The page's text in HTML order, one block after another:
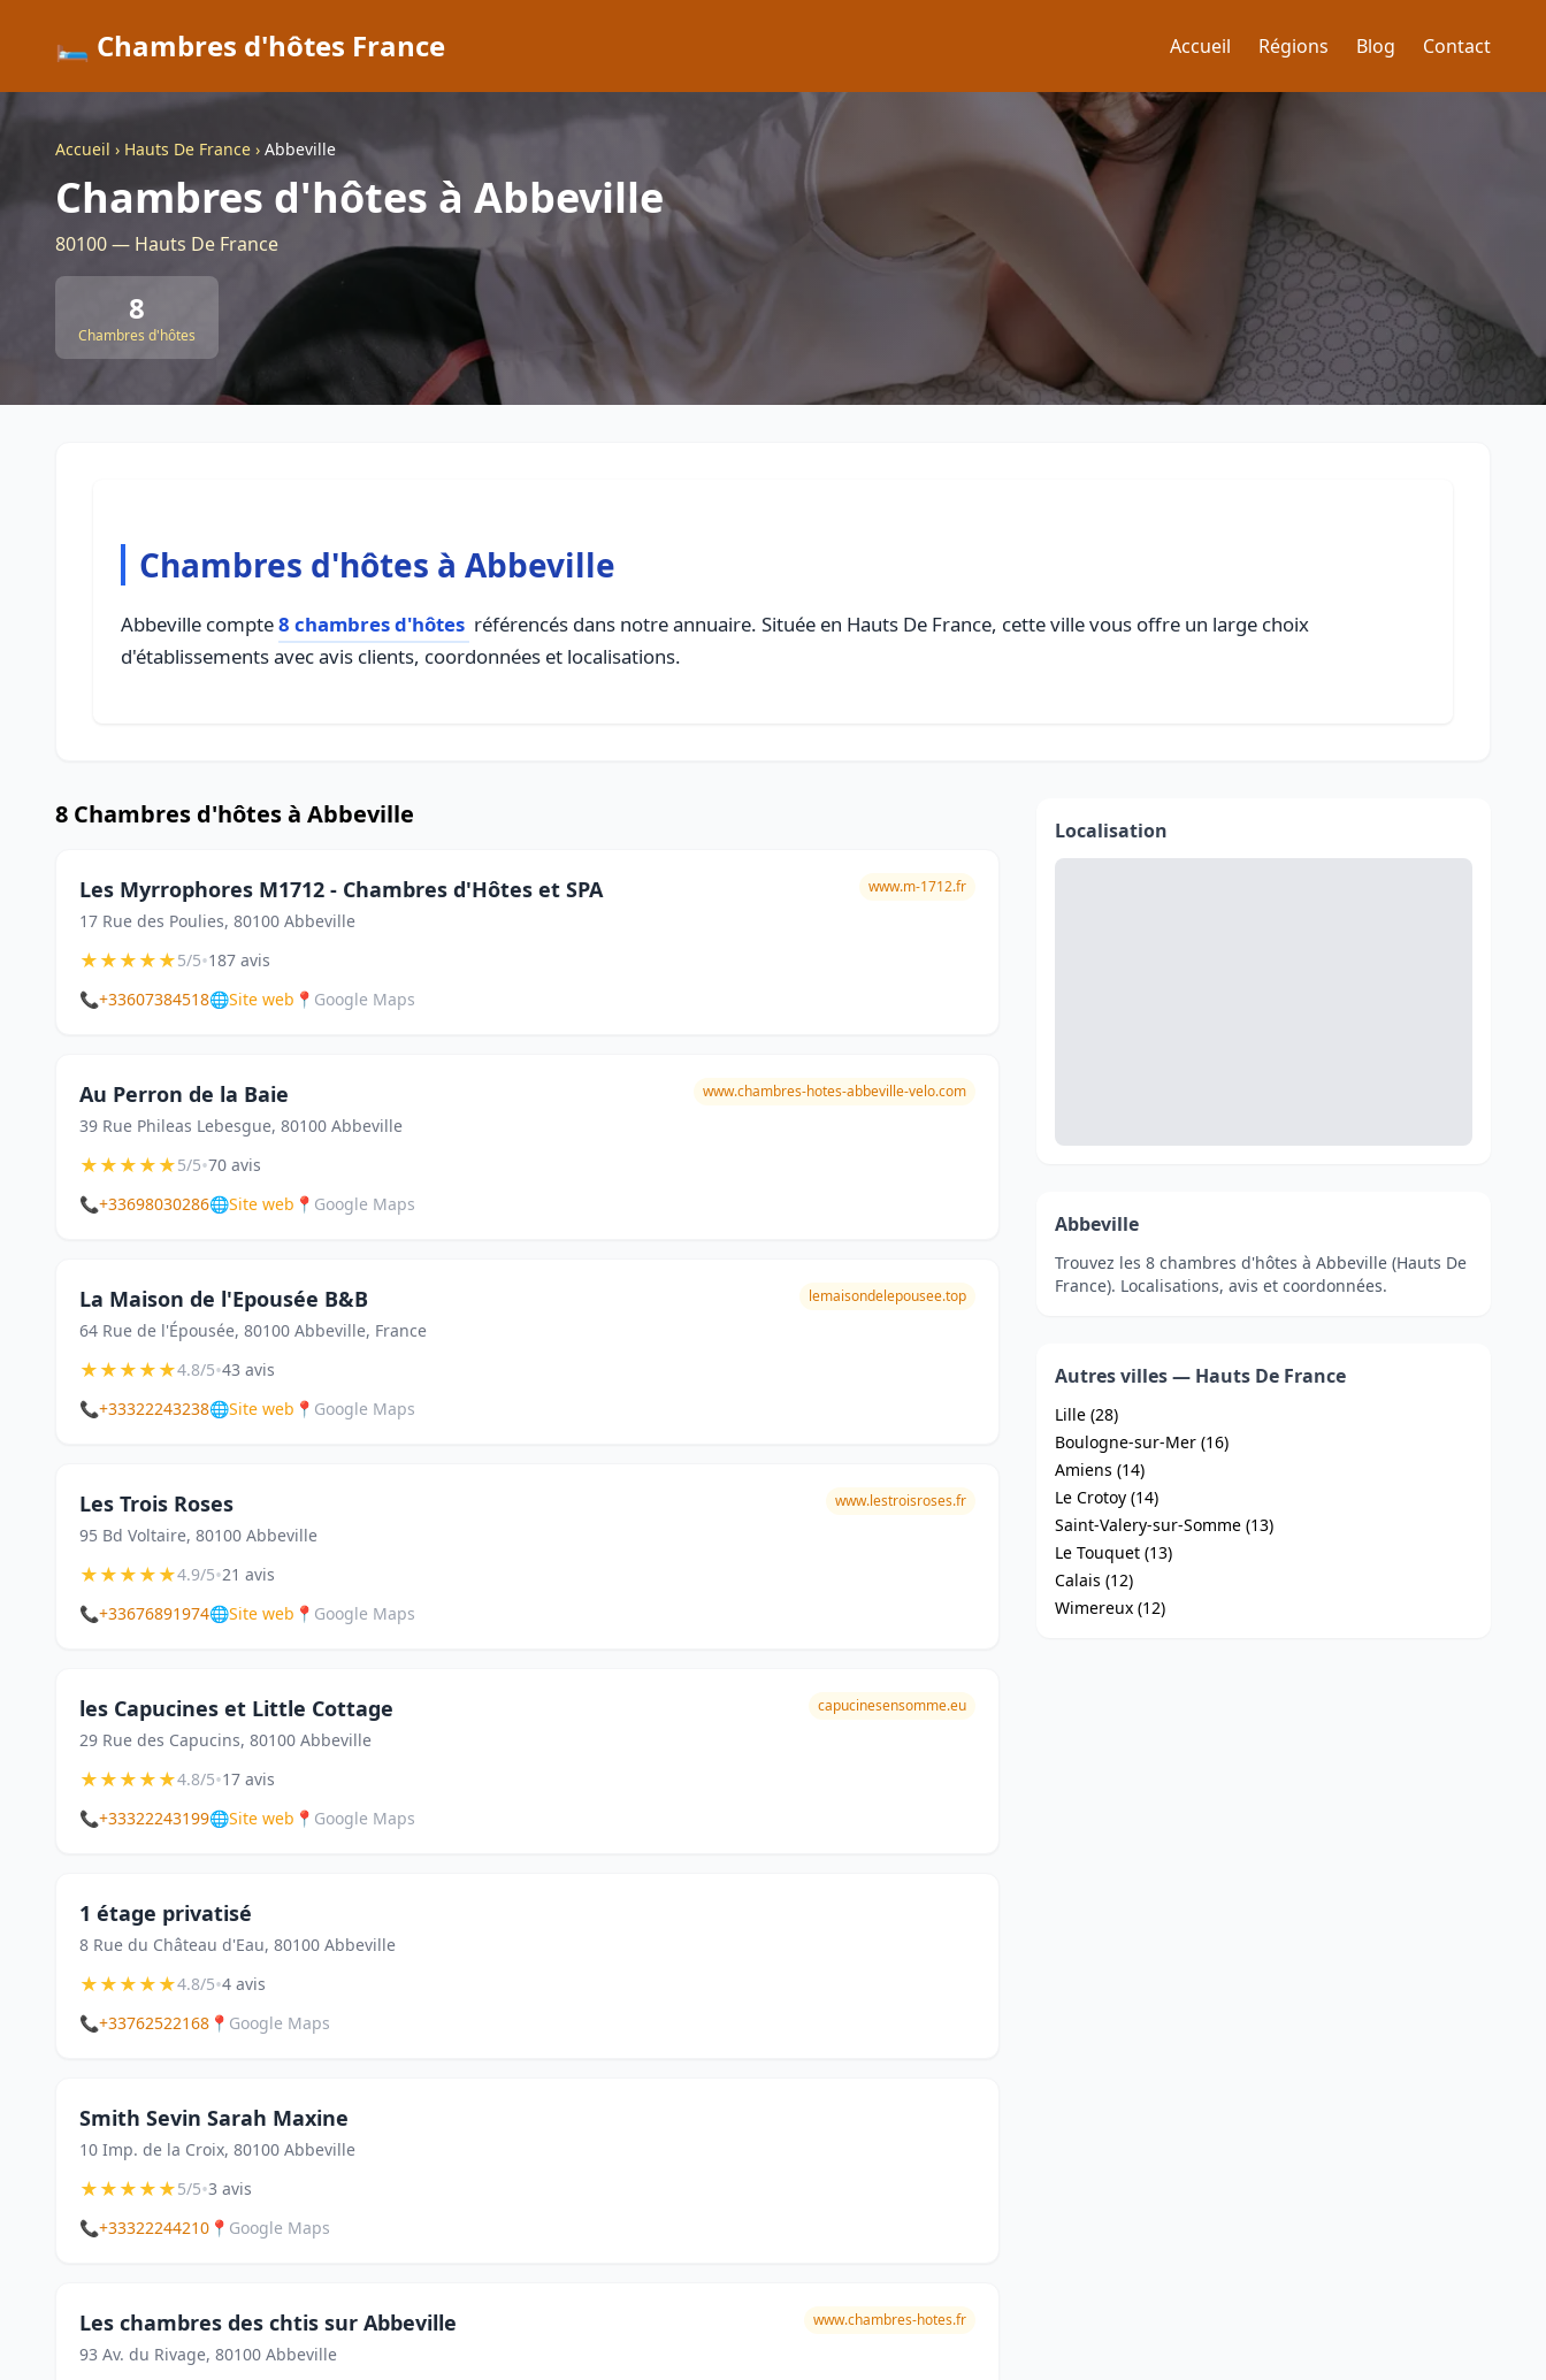
🛏️ Chambres d'hôtes France Accueil Régions Blog Contact
Accueil › Hauts De France › Abbeville
Chambres d'hôtes à Abbeville
80100 — Hauts De France
8
Chambres d'hôtes
Chambres d'hôtes à Abbeville
Abbeville compte8 chambres d'hôtes référencés dans notre annuaire. Située en Hauts De France, cette ville vous offre un large choix
d'établissements avec avis clients, coordonnées et localisations.
8 Chambres d'hôtes à Abbeville
Les Myrrophores M1712 - Chambres d'Hôtes et SPA
17 Rue des Poulies, 80100 Abbeville
www.m-1712.fr
★★★★★5/5•187 avis
📞+33607384518🌐Site web 📍 Google Maps
Au Perron de la Baie
39 Rue Phileas Lebesgue, 80100 Abbeville
www.chambres-hotes-abbeville-velo.com
★★★★★5/5•70 avis
📞+33698030286🌐Site web 📍 Google Maps
La Maison de l'Epousée B&B
64 Rue de l'Épousée, 80100 Abbeville, France
lemaisondelepousee.top
★★★★★4.8/5•43 avis
📞+33322243238🌐Site web 📍 Google Maps
Les Trois Roses
95 Bd Voltaire, 80100 Abbeville
www.lestroisroses.fr
★★★★★4.9/5•21 avis
📞+33676891974🌐Site web 📍 Google Maps
les Capucines et Little Cottage
29 Rue des Capucins, 80100 Abbeville
capucinesensomme.eu
★★★★★4.8/5•17 avis
📞+33322243199🌐Site web 📍 Google Maps
1 étage privatisé
8 Rue du Château d'Eau, 80100 Abbeville
★★★★★4.8/5•4 avis
📞+33762522168 📍 Google Maps
Smith Sevin Sarah Maxine
10 Imp. de la Croix, 80100 Abbeville
★★★★★5/5•3 avis
📞+33322244210 📍 Google Maps
Les chambres des chtis sur Abbeville
93 Av. du Rivage, 80100 Abbeville
www.chambres-hotes.fr
Localisation
Abbeville
Trouvez les 8 chambres d'hôtes à Abbeville (Hauts De
France). Localisations, avis et coordonnées.
Autres villes — Hauts De France
Lille (28)
Boulogne-sur-Mer (16)
Amiens (14)
Le Crotoy (14)
Saint-Valery-sur-Somme (13)
Le Touquet (13)
Calais (12)
Wimereux (12)